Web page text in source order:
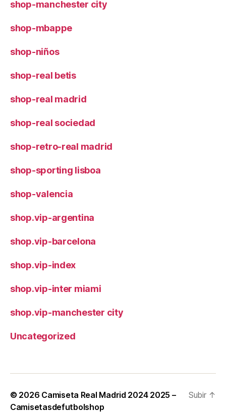
shop-manchester city
shop-mbappe
shop-niños
shop-real betis
shop-real madrid
shop-real sociedad
shop-retro-real madrid
shop-sporting lisboa
shop-valencia
shop.vip-argentina
shop.vip-barcelona
shop.vip-index
shop.vip-inter miami
shop.vip-manchester city
Uncategorized
© 2026 Camiseta Real Madrid 2024 2025 –
Camisetasdefutbolshop
Subir ↑